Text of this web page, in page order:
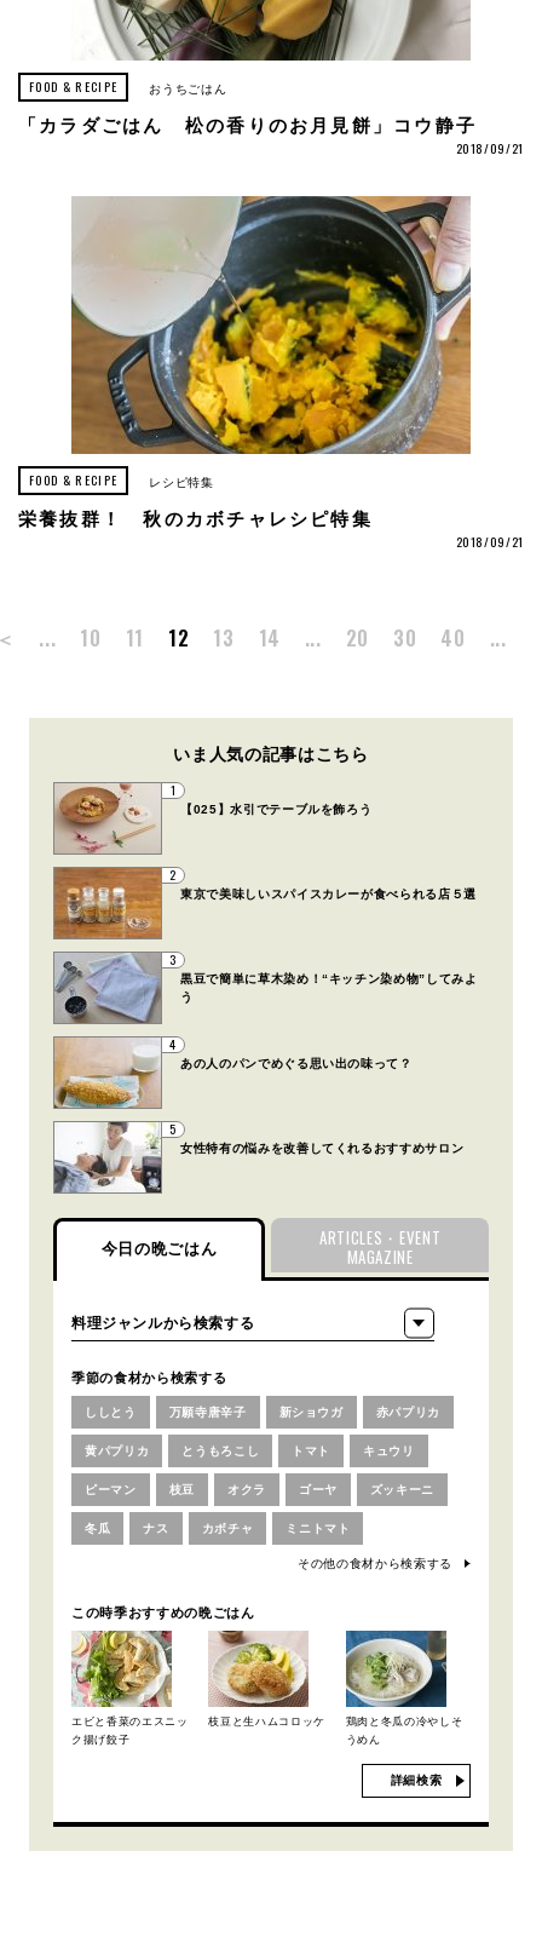
FOOD & RECIPE おうちごはん
「カラダごはん 松の香りのお月見餅」コウ静子
2018/09/21
FOOD & RECIPE レシピ特集
栄養抜群！ 秋のカボチャレシピ特集
2018/09/21
... 10 11 12 13 14 ... 20 30 40 ...
いま人気の記事はこちら
1
【025】水引でテーブルを飾ろう
2
東京で美味しいスパイスカレーが食べられる店５選
3
黒豆で簡単に草木染め！“キッチン染め物”してみよ
う
4
あの人のパンでめぐる思い出の味って？
5
女性特有の悩みを改善してくれるおすすめサロン
今日の晩ごはん
ARTICLES・EVENT
MAGAZINE
季節の食材から検索する
ししとう 万願寺唐辛子 新ショウガ 赤パプリカ
黄パプリカ とうもろこし トマト キュウリ
ピーマン 枝豆 オクラ ゴーヤ ズッキーニ
冬瓜 ナス カボチャ ミニトマト
その他の食材から検索する
この時季おすすめの晩ごはん
エビと香菜のエスニッ
ク揚げ餃子
枝豆と生ハムコロッケ
鶏肉と冬瓜の冷やしそ
うめん
詳細検索